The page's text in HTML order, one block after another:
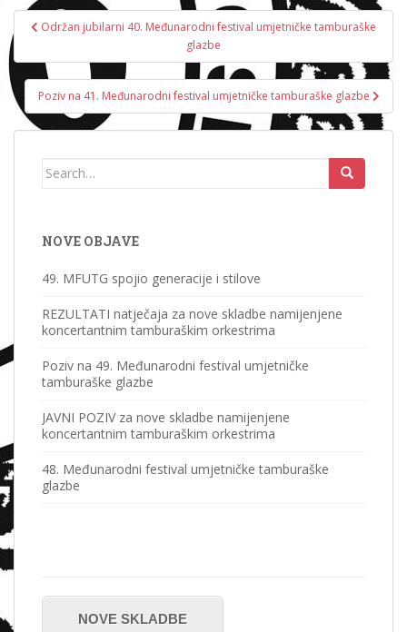
Navigacija
objava
Održan jubilarni 40. Međunarodni festival umjetničke tamburaške
glazbe
Poziv na 41. Međunarodni festival umjetničke tamburaške glazbe
Search
NOVE OBJAVE
49. MFUTG spojio generacije i stilove
REZULTATI natječaja za nove skladbe namijenjene
koncertantnim tamburaškim orkestrima
Poziv na 49. Međunarodni festival umjetničke
tamburaške glazbe
JAVNI POZIV za nove skladbe namijenjene
koncertantnim tamburaškim orkestrima
48. Međunarodni festival umjetničke tamburaške
glazbe
NOVE SKLADBE